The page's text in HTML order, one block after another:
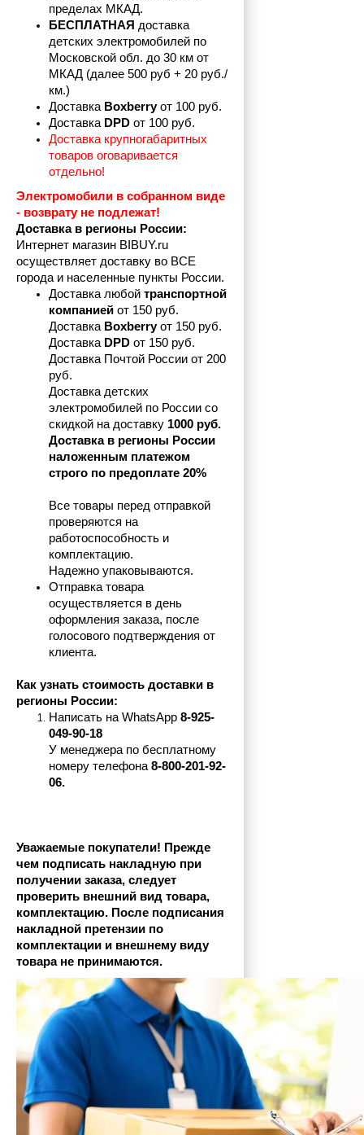
пределах МКАД.
БЕСПЛАТНАЯ доставка
детских электромобилей по
Московской обл. до 30 км от
МКАД (далее 500 руб + 20 руб./
км.)
Доставка Boxberry от 100 руб.
Доставка DPD от 100 руб.
Доставка крупногабаритных
товаров оговаривается
отдельно!
Электромобили в собранном виде
- возврату не подлежат!
Доставка в регионы России:
Интернет магазин BIBUY.ru
осуществляет доставку во ВСЕ
города и населенные пункты России.
Доставка любой транспортной
компанией от 150 руб.
Доставка Boxberry от 150 руб.
Доставка DPD от 150 руб.
Доставка Почтой России от 200
руб.
Доставка детских
электромобилей по России со
скидкой на доставку 1000 руб.
Доставка в регионы России
наложенным платежом
строго по предоплате 20%
Все товары перед отправкой
проверяются на
работоспособность и
комплектацию.
Надежно упаковываются.
Отправка товара
осуществляется в день
оформления заказа, после
голосового подтверждения от
клиента.
Как узнать стоимость доставки в
регионы России:
Написать на WhatsApp 8-925-
049-90-18
У менеджера по бесплатному
номеру телефона 8-800-201-92-
06.
Уважаемые покупатели! Прежде
чем подписать накладную при
получении заказа, следует
проверить внешний вид товара,
комплектацию. После подписания
накладной претензии по
комплектации и внешнему виду
товара не принимаются.